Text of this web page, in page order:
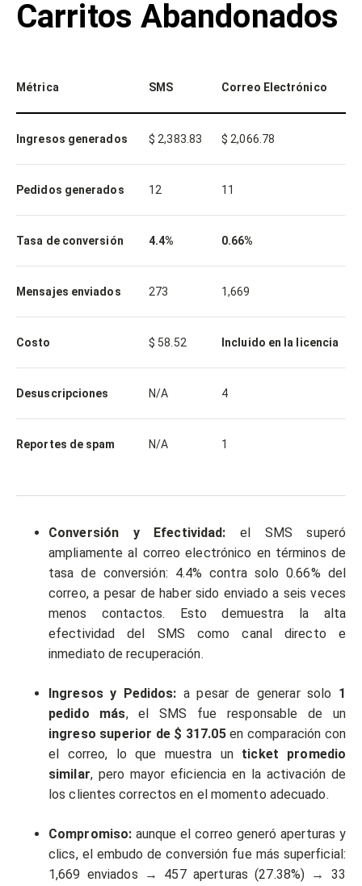
Carritos Abandonados
Métrica SMS Correo Electrónico
Ingresos generados $ 2,383.83 $ 2,066.78
Pedidos generados 12 11
Tasa de conversión 4.4% 0.66%
Mensajes enviados 273 1,669
Costo $ 58.52 Incluido en la licencia
Desuscripciones N/A 4
Reportes de spam N/A 1
Conversión y Efectividad: el SMS superó
ampliamente al correo electrónico en términos de
tasa de conversión: 4.4% contra solo 0.66% del
correo, a pesar de haber sido enviado a seis veces
menos contactos. Esto demuestra la alta
efectividad del SMS como canal directo e
inmediato de recuperación.
Ingresos y Pedidos: a pesar de generar solo 1
pedido más, el SMS fue responsable de un
ingreso superior de $ 317.05en comparación con
el correo, lo que muestra un ticket promedio
similar, pero mayor eficiencia en la activación de
los clientes correctos en el momento adecuado.
Compromiso: aunque el correo generó aperturas y
clics, el embudo de conversión fue más superficial:
1,669 enviados → 457 aperturas (27.38%) → 33